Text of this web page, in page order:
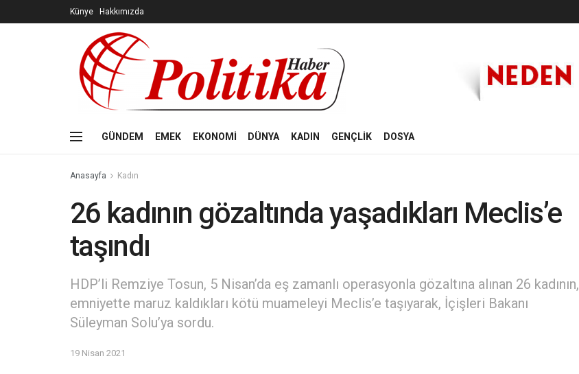
Künye Hakkımızda
GÜNDEM EMEK EKONOMİ DÜNYA KADIN GENÇLİK DOSYA
Anasayfa Kadın
26 kadının gözaltında yaşadıkları Meclis’e
taşındı
HDP’li Remziye Tosun, 5 Nisan’da eş zamanlı operasyonla gözaltına alınan 26 kadının,
emniyette maruz kaldıkları kötü muameleyi Meclis’e taşıyarak, İçişleri Bakanı
Süleyman Solu’ya sordu.
19 Nisan 2021